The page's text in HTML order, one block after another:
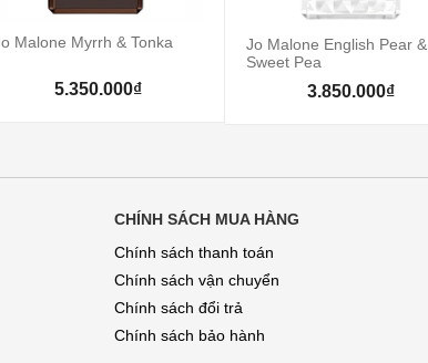
Malone Myrrh & Tonka
5.350.000₫
Jo Malone English Pear &
Sweet Pea
3.850.000₫
CHÍNH SÁCH MUA HÀNG
Chính sách thanh toán
Chính sách vận chuyển
Chính sách đổi trả
Chính sách bảo hành